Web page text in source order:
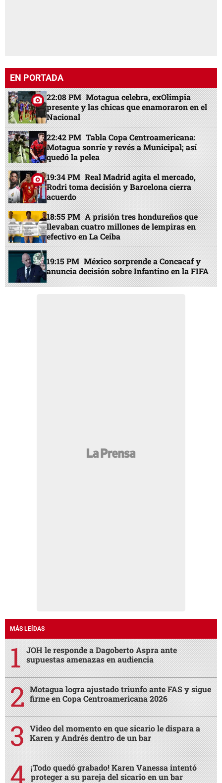
EN PORTADA
22:08 PM Motagua celebra, exOlimpia
presente y las chicas que enamoraron en el
Nacional
22:42 PM Tabla Copa Centroamericana:
Motagua sonríe y revés a Municipal; así
quedó la pelea
19:34 PM Real Madrid agita el mercado,
Rodri toma decisión y Barcelona cierra
acuerdo
18:55 PM A prisión tres hondureños que
llevaban cuatro millones de lempiras en
efectivo en La Ceiba
19:15 PM México sorprende a Concacaf y
anuncia decisión sobre Infantino en la FIFA
MÁS LEÍDAS
JOH le responde a Dagoberto Aspra ante
supuestas amenazas en audiencia
Motagua logra ajustado triunfo ante FAS y sigue
firme en Copa Centroamericana 2026
Video del momento en que sicario le dispara a
Karen y Andrés dentro de un bar
¡Todo quedó grabado! Karen Vanessa intentó
proteger a su pareja del sicario en un bar